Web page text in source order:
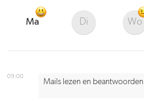
Ma Di Wo
09:00
Mails lezen en beantwoorden